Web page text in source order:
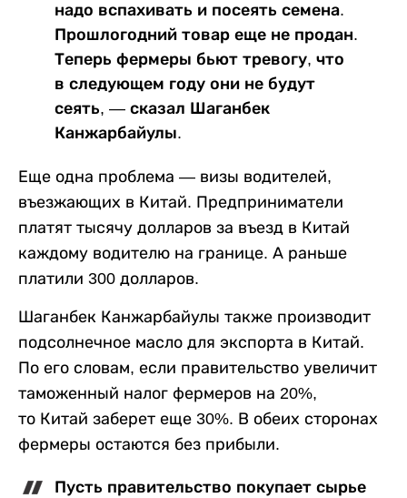
надо вспахивать и посеять семена.
Прошлогодний товар еще не продан.
Теперь фермеры бьют тревогу, что
в следующем году они не будут
сеять, — сказал Шаганбек
Канжарбайулы.
Еще одна проблема — визы водителей,
въезжающих в Китай. Предприниматели
платят тысячу долларов за въезд в Китай
каждому водителю на границе. А раньше
платили 300 долларов.
Шаганбек Канжарбайулы также производит
подсолнечное масло для экспорта в Китай.
По его словам, если правительство увеличит
таможенный налог фермеров на 20%,
то Китай заберет еще 30%. В обеих сторонах
фермеры остаются без прибыли.
Пусть правительство покупает сырье